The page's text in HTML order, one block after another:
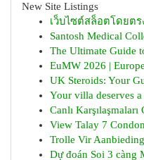
New Site Listings
เว็บไซต์สล็อตโดยตร
Santosh Medical
The Ultimate Guide
EuMW 2026 |
UK Steroids: Your
Your villa deserves
Canlı
View Talay 7
Trolle Vir
Dự đoán Soi 3 càng